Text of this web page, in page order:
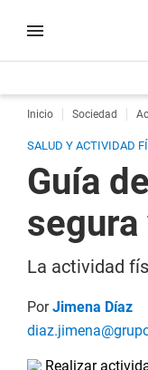
Inicio Sociedad
SALUD Y ACTIVIDAD
Guía
La actividad
PorJimena Díaz